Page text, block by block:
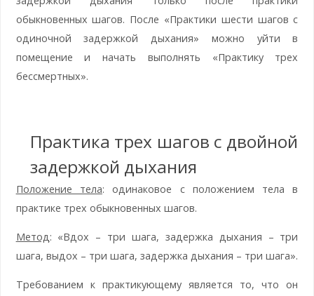
обыкновенных шагов. После «Практики шести шагов с
одиночной задержкой дыхания» можно уйти в
помещение и начать выполнять «Практику трех
бессмертных».
Практика трех шагов с двойной
задержкой дыхания
Положение тела: одинаковое с положением тела в
практике трех обыкновенных шагов.
Метод: «Вдох – три шага, задержка дыхания – три
шага, выдох – три шага, задержка дыхания – три шага».
Требованием к практикующему является то, что он